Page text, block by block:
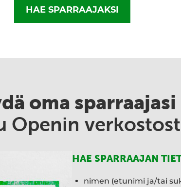
HAE SPARRAAJAKSI
oma sparraajasi
Openin
HAE SPARRAAJAN
nimen (etunimi ja/tai